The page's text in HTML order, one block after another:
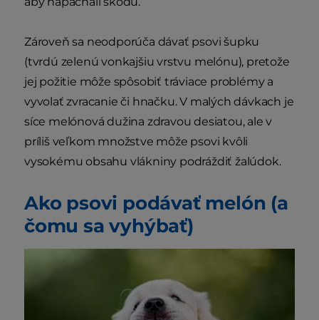
Zároveň sa neodporúča dávať psovi šupku
(tvrdú zelenú vonkajšiu vrstvu melónu), pretože
jej požitie môže spôsobiť tráviace problémy a
vyvolať zvracanie či hnačku. V malých dávkach je
síce melónová dužina zdravou desiatou, ale v
príliš veľkom množstve môže psovi kvôli
vysokému obsahu vlákniny podráždiť žalúdok.
Ako psovi podávať melón (a
čomu sa vyhýbať)